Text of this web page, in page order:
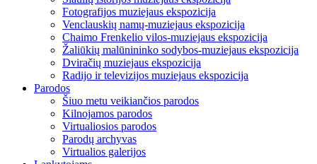
Fotografijos muziejaus ekspozicija
Venclauskių namų-muziejaus ekspozicija
Chaimo Frenkelio vilos-muziejaus ekspozicija
Žaliūkių malūnininko sodybos-muziejaus ekspozicija
Dviračių muziejaus ekspozicija
Radijo ir televizijos muziejaus ekspozicija
Parodos
Šiuo metu veikiančios parodos
Kilnojamos parodos
Virtualiosios parodos
Parodų archyvas
Virtualios galerijos